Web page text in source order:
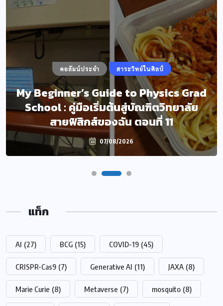
คอลัมน์ประจำ สาระวิทย์ในศิลป์
My Beginner’s Guide to Physics Grad
School : คู่มือเริ่มต้นสู่บัณฑิตวิทยาลัย
สายฟิสิกส์ของฉัน ตอนที่ 11
07/08/2026
แท็ก
AI (27) BCG (15) COVID-19 (45)
CRISPR-Cas9 (7) Generative AI (11) JAXA (8)
Marie Curie (8) Metaverse (7) mosquito (8)